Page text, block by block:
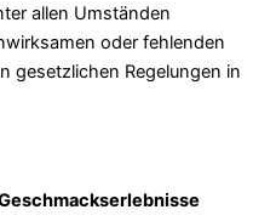
allen Umständen
oder fehlenden
gesetzlichen Regelungen in